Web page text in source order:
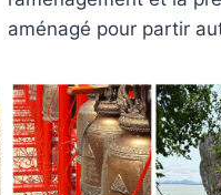
aménagé pour partir